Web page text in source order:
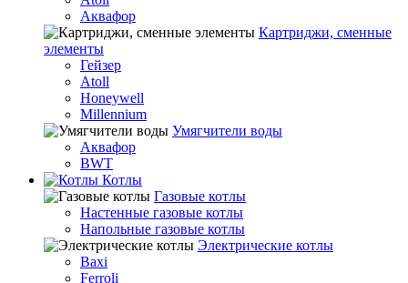
Аквафор
Картриджи, сменные
элементы
Гейзер
Atoll
Honeywell
Millennium
Умягчители воды
Аквафор
BWT
Котлы
Гaзовые котлы
Настенные газовые котлы
Напольные газовые котлы
Электрические котлы
Baxi
Ferroli